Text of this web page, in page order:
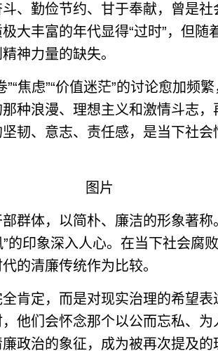
勤俭节约、甘于奉献，曾是社
大丰富的年代显得“过时”，但随
神力量的缺失。
虑”“价值迷茫”的讨论愈加频
种浪漫、理想主义和激情斗志，
韧、意志、责任感，是当下社
体，以简朴、廉洁的形象著称
”的印象深入人心。在当下社会腐
的清廉传统作为比较。
定，而是对现实治理的希望表
他们会怀念那个以公而忘私、
政治的象征，成为被再次提及的